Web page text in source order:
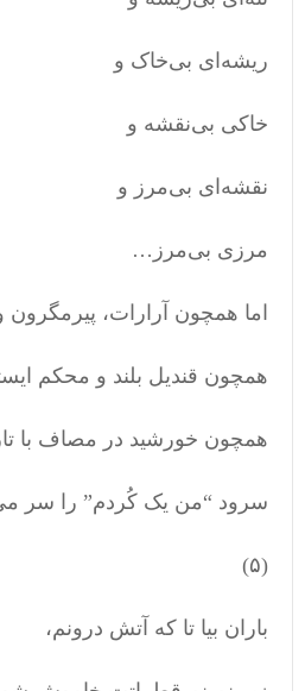
ریشه‌ای بی‌خاک و
خاکی بی‌نقشه و
نقشه‌ای بی‌مرز و
مرزی بی‌مرز…
اما همچون آرارات، پیرمگرون
همچون قندیل بلند و محکم
همچون خورشید در مصاف با
سرود “من یک کُردم” را سر
(۵)
باران بیا تا که آتش درونم،